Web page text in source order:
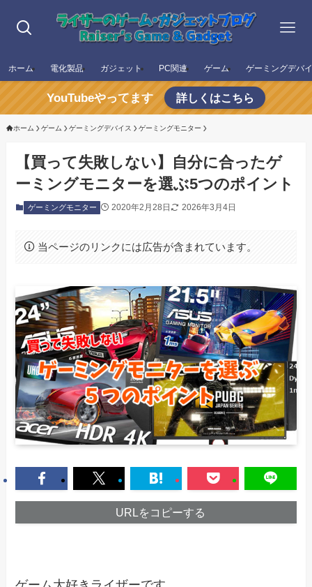
ホーム 電化製品 ガジェット PC関連 ゲーム ゲーミングデバ
YouTubeやってます 詳しくはこちら
ホーム ゲーム ゲーミングデバイス ゲーミングモニター
【買って失敗しない】自分に合ったゲ
ーミングモニターを選ぶ5つのポイント
ゲーミングモニター 2020年2月28日 2026年3月4日
当ページのリンクには広告が含まれています。
URLをコピーする